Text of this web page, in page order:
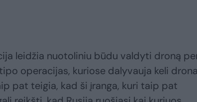
leidžia nuotoliniu būdu valdyti droną
operacijas, kuriose dalyvauja keli
pat teigia, kad ši įranga, kuri taip pat